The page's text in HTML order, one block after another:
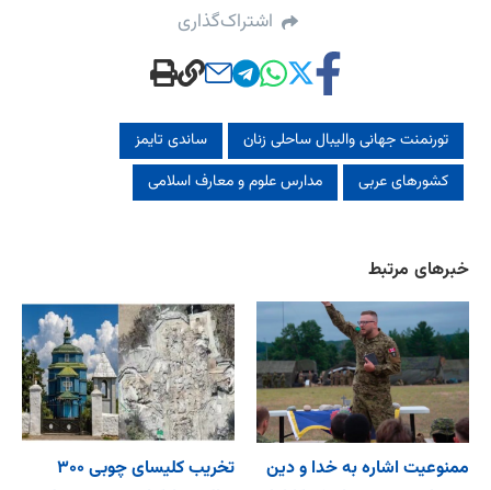
اشتراک‌گذاری
تورنمنت جهانی والیبال ساحلی زنان
ساندی تایمز
کشورهای عربی
مدارس علوم و معارف اسلامی
خبرهای مرتبط
ممنوعیت اشاره به خدا و دین
تخریب کلیسای چوبی ۳۰۰